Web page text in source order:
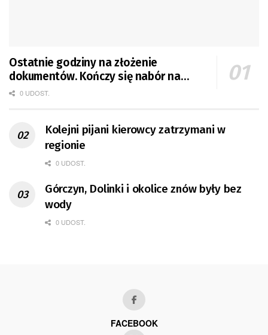
Ostatnie godziny na złożenie
dokumentów. Kończy się nabór na
mieszkania GTBS
0 UDOST.
Kolejni pijani kierowcy zatrzymani w
regionie
0 UDOST.
Górczyn, Dolinki i okolice znów były bez
wody
0 UDOST.
FACEBOOK